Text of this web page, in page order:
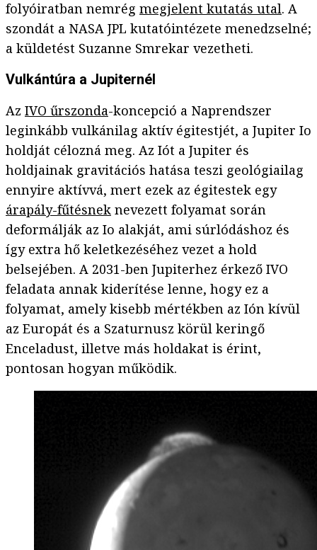
folyóiratban nemrég megjelent kutatás utal. A
szondát a NASA JPL kutatóintézete menedzselné;
a küldetést Suzanne Smrekar vezetheti.
Vulkántúra a Jupiternél
Az IVO űrszonda-koncepció a Naprendszer
leginkább vulkánilag aktív égitestjét, a Jupiter Io
holdját célozná meg. Az Iót a Jupiter és
holdjainak gravitációs hatása teszi geológiailag
ennyire aktívvá, mert ezek az égitestek egy
árapály-fűtésnek nevezett folyamat során
deformálják az Io alakját, ami súrlódáshoz és
így extra hő keletkezéséhez vezet a hold
belsejében. A 2031-ben Jupiterhez érkező IVO
feladata annak kiderítése lenne, hogy ez a
folyamat, amely kisebb mértékben az Ión kívül
az Europát és a Szaturnusz körül keringő
Enceladust, illetve más holdakat is érint,
pontosan hogyan működik.